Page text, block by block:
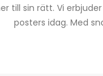
till sin rätt. Vi
posters idag. Med